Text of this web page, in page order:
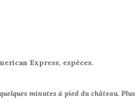
Express, espèces.
minutes à pied du château.